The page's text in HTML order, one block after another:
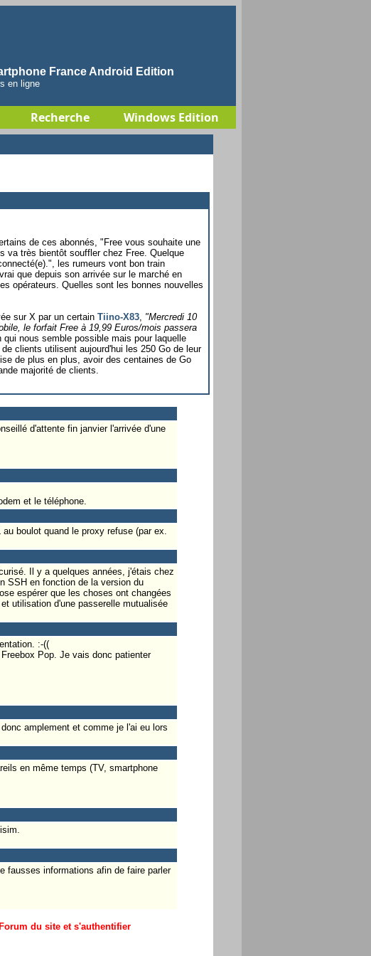
France Android Edition
en ligne
Recherche Windows Edition
de ces abonnés, "Free vous souhaite une
va très bientôt souffler chez Free. Quelque
les rumeurs vont bon train
que depuis son arrivée sur le marché en
opérateurs. Quelles sont les bonnes nouvelles
sur X par un certain Tiino-X83 "Mercredi 10
le forfait Free à 19,99 Euros/mois passera
qui nous semble possible mais pour laquelle
clients utilisent aujourd'hui les 250 Go de leur
de plus en plus, avoir des centaines de Go
majorité de clients.
d'attente fin janvier l'arrivée d'une
et le téléphone.
boulot quand le proxy refuse (par ex.
Il y a quelques années, j'étais chez
SSH en fonction de la version du
espérer que les choses ont changées
utilisation d'une passerelle mutualisée
:-((
Pop. Je vais donc patienter
amplement et comme je l'ai eu lors
en même temps (TV, smartphone
fausses informations afin de faire parler
du site et s'authentifier